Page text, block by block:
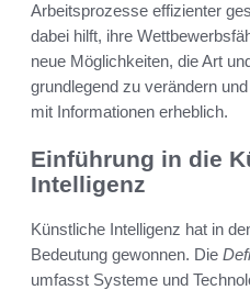
Arbeitsprozesse effizienter
dabei hilft, ihre
neue Möglichkeiten, die Art
grundlegend zu verändern
mit Informationen erheblich.
Einführung in die
Intelligenz
Künstliche Intelligenz hat in
Bedeutung gewonnen. Die
umfasst Systeme und